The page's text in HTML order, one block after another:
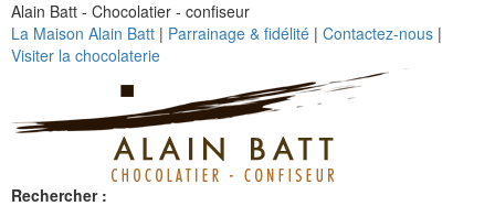
Alain Batt - Chocolatier - confiseur
La Maison Alain Batt | Parrainage & fidélité | Contactez-nous |
Visiter la chocolaterie
Rechercher :